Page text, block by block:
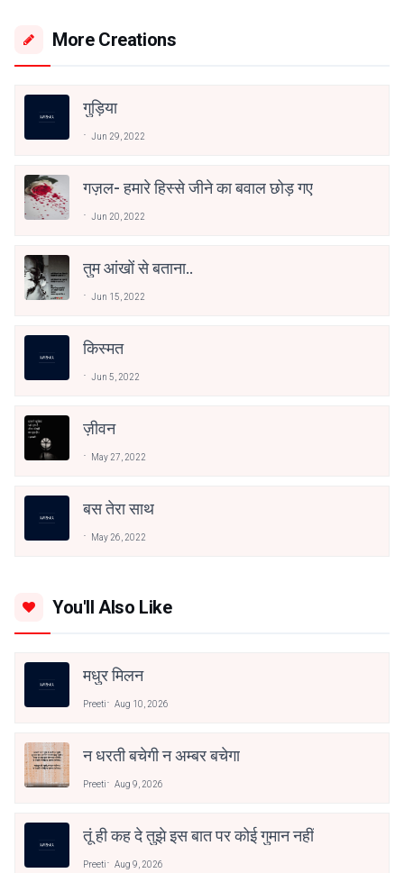
More Creations
गुड़िया
Jun 29, 2022
गज़ल- हमारे हिस्से जीने का बवाल छोड़ गए
Jun 20, 2022
तुम आंखों से बताना..
Jun 15, 2022
किस्मत
Jun 5, 2022
ज़ीवन
May 27, 2022
बस तेरा साथ
May 26, 2022
You'll Also Like
मधुर मिलन
Preeti Aug 10, 2026
न धरती बचेगी न अम्बर बचेगा
Preeti Aug 9, 2026
तूं ही कह दे तुझे इस बात पर कोई गुमान नहीं
Preeti Aug 9, 2026